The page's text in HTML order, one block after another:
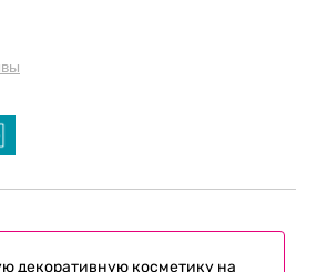
декоративную косметику на